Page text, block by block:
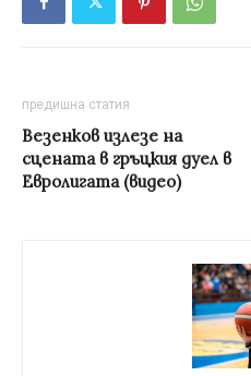
предишна статия
Везенков излезе на
сцената в гръцкия дуел в
Евролигата (видео)